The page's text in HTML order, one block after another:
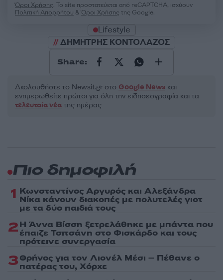
Όροι Χρήσης. Το site προστατεύεται από reCAPTCHA, ισχύουν
Πολιτική Απορρήτου &Όροι Χρήσης της Google.
Lifestyle
ΔΗΜΗΤΡΗΣ ΚΟΝΤΟΛΑΖΟΣ
Share:
Ακολουθήστε το Νewsit.gr στο Google News και
ενημερωθείτε πρώτοι για όλη την ειδησεογραφία και τα
τελευταία νέα της ημέρας
Πιο δημοφιλή
1 Κωνσταντίνος Αργυρός και Αλεξάνδρα
Νίκα κάνουν διακοπές με πολυτελές γιοτ
με τα δύο παιδιά τους
2Η Άννα Βίσση ξετρελάθηκε με μπάντα που
έπαιζε Τσιτσάνη στο Φισκάρδο και τους
πρότεινε συνεργασία
3Θρήνος για τον Λιονέλ Μέσι – Πέθανε ο
πατέρας του, Χόρχε